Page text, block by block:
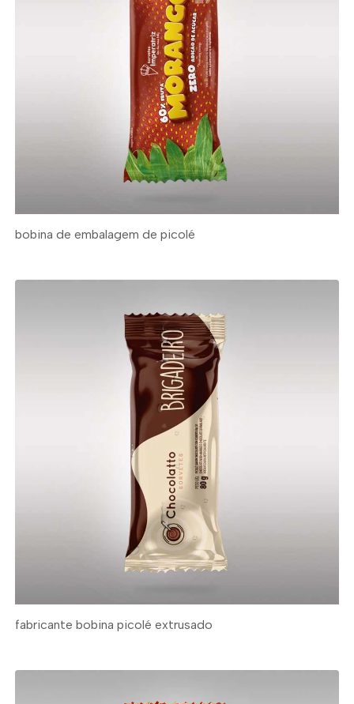
bobina de embalagem de picolé
fabricante bobina picolé extrusado